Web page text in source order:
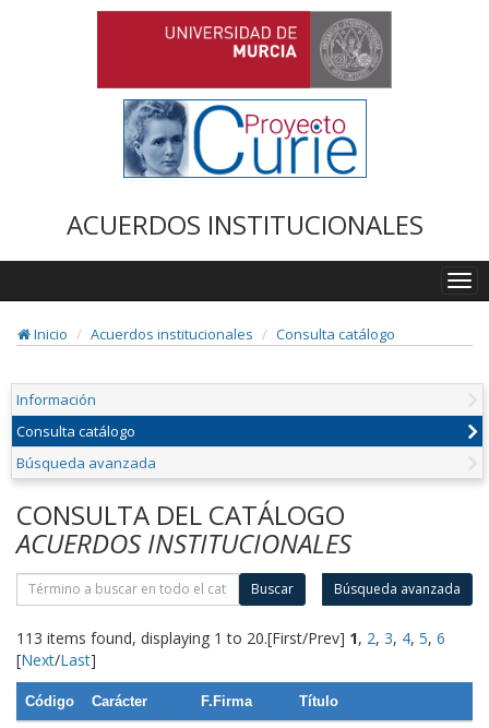
ACUERDOS INSTITUCIONALES
Inicio
Acuerdos institucionales Consulta catálogo
Información
Consulta catálogo
Búsqueda avanzada
CONSULTA DEL CATÁLOGO
ACUERDOS INSTITUCIONALES
Buscar Búsqueda avanzada
113 items found, displaying 1 to 20.[First/Prev] 1, 2, 3, 4, 5, 6
[Next/Last]
Código Carácter F.Firma Título